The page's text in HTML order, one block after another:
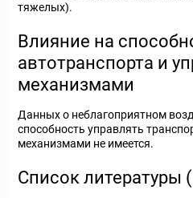
тяжелых).
Влияние на
автотранспорта и
механизмами
Данных о неблагоприятном
способность управлять
механизмами не имеется.
Список литературы